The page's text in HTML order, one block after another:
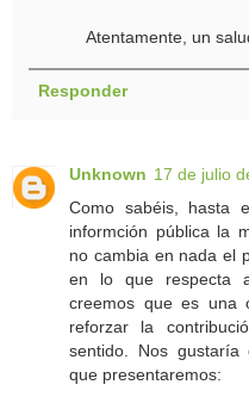
Atentamente, un
Responder
Unknown 17 de julio
Como sabéis, hasta
informción pública la
no cambia en nada el
en lo que respecta
creemos que es una
reforzar la
sentido. Nos gustaría
que presentaremos: